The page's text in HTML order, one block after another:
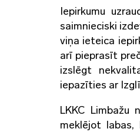
Iepirkumu
saimnieciski
viņa ieteica
arī pieprasīt
izslēgt
iepazīties ar
LKKC Limbažu
meklējot